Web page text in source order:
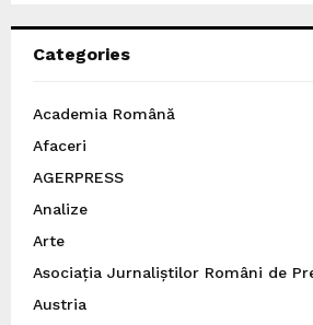
Categories
Academia Română
Afaceri
AGERPRESS
Analize
Arte
Asociația Jurnaliștilor Români de
Austria